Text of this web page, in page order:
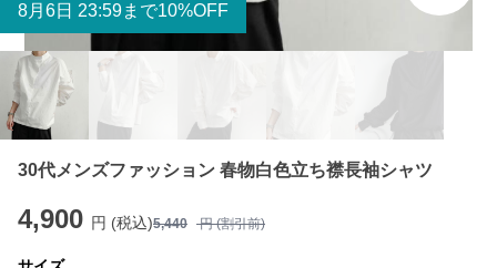
8月 6日 23:59まで10%OFF
30代メンズファッション 春物白色立ち襟長袖シャツ
4,900 円 (税込)5,440 円 (割引前)